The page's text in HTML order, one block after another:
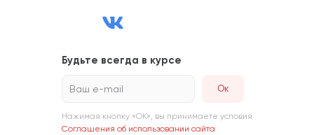
Будьте всегда в курсе
Ваш e-mail
Нажимая кнопку «ОК», вы принимаете условия
Соглашения об использовании сайта